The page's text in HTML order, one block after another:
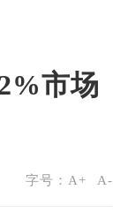
市场
字号： A+ A-